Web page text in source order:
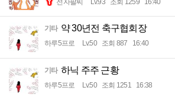
전자팔찌 Lv.93 조회 1259 16:40
기타 약 30년전 축구협회장
하루5프로 Lv.50 조회 887 16:40
기타 하닉 주주 근황
하루5프로 Lv.50 조회 1251 16:38